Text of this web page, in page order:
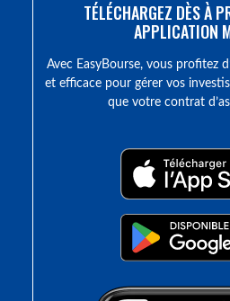
TÉLÉCHARGEZ DÈS À
APPLICATION
Avec EasyBourse, vous profitez
et efficace pour gérer vos
que votre contrat